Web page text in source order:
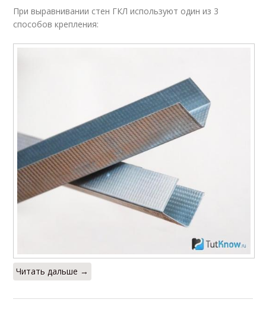
При выравнивании стен ГКЛ используют один из 3
способов крепления:
Читать дальше →